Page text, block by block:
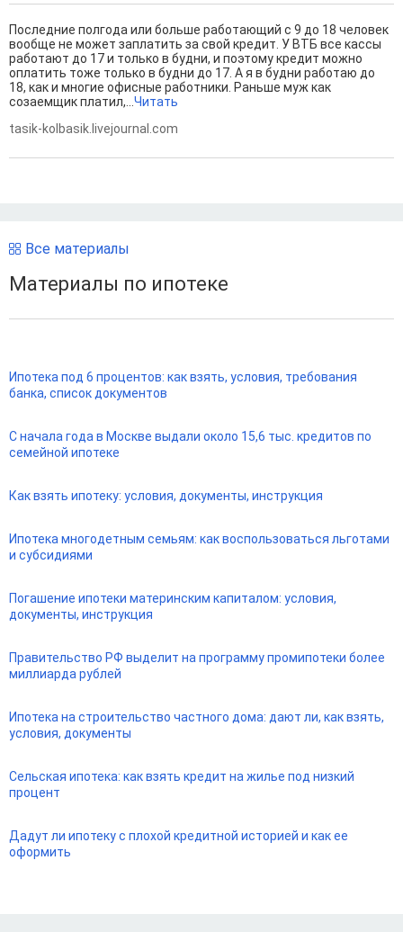
Последние полгода или больше работающий с 9 до 18 человек
вообще не может заплатить за свой кредит. У ВТБ все кассы
работают до 17 и только в будни, и поэтому кредит можно
оплатить тоже только в будни до 17. А я в будни работаю до
18, как и многие офисные работники. Раньше муж как
созаемщик платил,...Читать
tasik-kolbasik.livejournal.com
Все материалы
Материалы по ипотеке
Ипотека под 6 процентов: как взять, условия, требования
банка, список документов
С начала года в Москве выдали около 15,6 тыс. кредитов по
семейной ипотеке
Как взять ипотеку: условия, документы, инструкция
Ипотека многодетным семьям: как воспользоваться льготами
и субсидиями
Погашение ипотеки материнским капиталом: условия,
документы, инструкция
Правительство РФ выделит на программу промипотеки более
миллиарда рублей
Ипотека на строительство частного дома: дают ли, как взять,
условия, документы
Сельская ипотека: как взять кредит на жилье под низкий
процент
Дадут ли ипотеку с плохой кредитной историей и как ее
оформить